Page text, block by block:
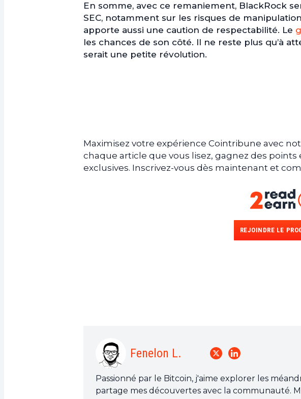
En somme, avec ce remaniement, BlackRock
SEC, notamment sur les risques de
apporte aussi une caution de respectabilité. Le
les chances de son côté. Il ne reste plus qu’à
serait une petite révolution.
Maximisez votre expérience Cointribune avec
chaque article que vous lisez, gagnez des
exclusives. Inscrivez-vous dès maintenant et
REJOINDRE LE
Fenelon L.
Passionné par le Bitcoin, j'aime explorer les
partage mes découvertes avec la communauté.